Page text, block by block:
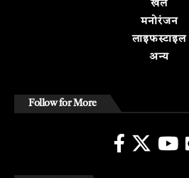
खेल
मनोरंजन
लाइफस्टाइल
अन्य
Follow for More